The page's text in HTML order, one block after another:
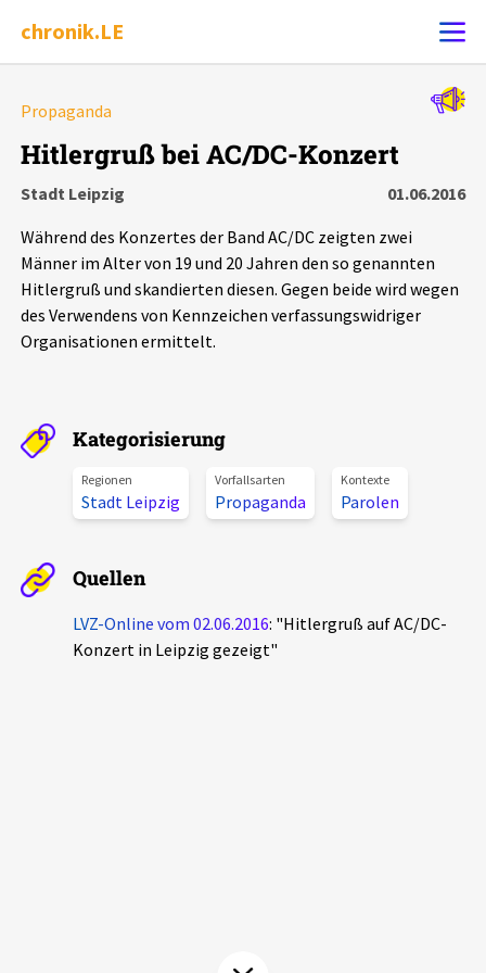
chronik.LE
Chronik
Dossiers
Leipziger Zustände
Phänomene
Aktuelles
Alle Beiträge
Pressemitteilungen
Über uns
Propaganda
Hitlergruß bei AC/DC-Konzert
Stadt Leipzig
01.06.2016
Während des Konzertes der Band AC/DC zeigten zwei
Männer im Alter von 19 und 20 Jahren den so genannten
Hitlergruß und skandierten diesen. Gegen beide wird wegen
des Verwendens von Kennzeichen verfassungswidriger
Organisationen ermittelt.
Kategorisierung
Regionen
Stadt Leipzig
Vorfallsarten
Propaganda
Kontexte
Parolen
Quellen
LVZ-Online vom 02.06.2016: "Hitlergruß auf AC/DC-
Konzert in Leipzig gezeigt"
Alle Ereignisse
7502 Ereignisse
Ereignisse
Exportieren Filter Erklärungen